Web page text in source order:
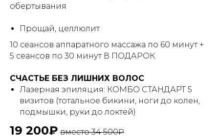
обертывания
Прощай, целлюлит
10 сеансов аппаратного массажа по 60 минут +
5 сеансов по 30 минут В ПОДАРОК
СЧАСТЬЕ БЕЗ ЛИШНИХ ВОЛОС
Лазерная эпиляция: КОМБО СТАНДАРТ 5
визитов (тотальное бикини, ноги до колен,
подмышки, руки до локтей)
19 200₽ вместо 34 500₽